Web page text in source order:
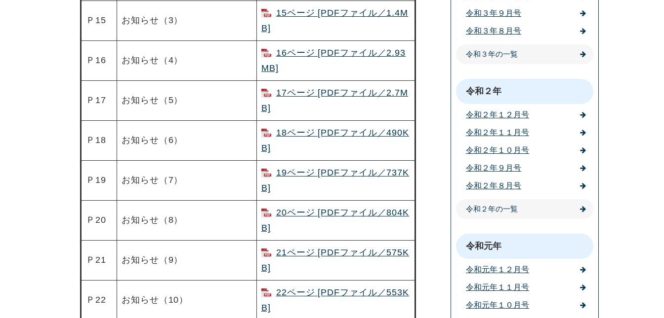
Ｐ15 お知らせ（3）
15ページ [PDFファイル／1.4M
B]
Ｐ16 お知らせ（4）
16ページ [PDFファイル／2.93
MB]
Ｐ17 お知らせ（5）
17ページ [PDFファイル／2.7M
B]
Ｐ18 お知らせ（6）
18ページ [PDFファイル／490K
B]
Ｐ19 お知らせ（7）
19ページ [PDFファイル／737K
B]
Ｐ20 お知らせ（8）
20ページ [PDFファイル／804K
B]
Ｐ21 お知らせ（9）
21ページ [PDFファイル／575K
B]
Ｐ22 お知らせ（10）
22ページ [PDFファイル／553K
B]
令和３年９月号
令和３年８月号
令和３年の一覧
令和２年
令和２年１２月号
令和２年１１月号
令和２年１０月号
令和２年９月号
令和２年８月号
令和２年の一覧
令和元年
令和元年１２月号
令和元年１１月号
令和元年１０月号